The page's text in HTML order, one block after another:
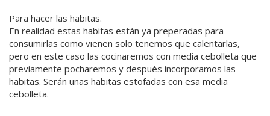
Para hacer las habitas.
En realidad estas habitas están ya preperadas para
consumirlas como vienen solo tenemos que calentarlas,
pero en este caso las cocinaremos con media cebolleta que
previamente pocharemos y después incorporamos las
habitas. Serán unas habitas estofadas con esa media
cebolleta.